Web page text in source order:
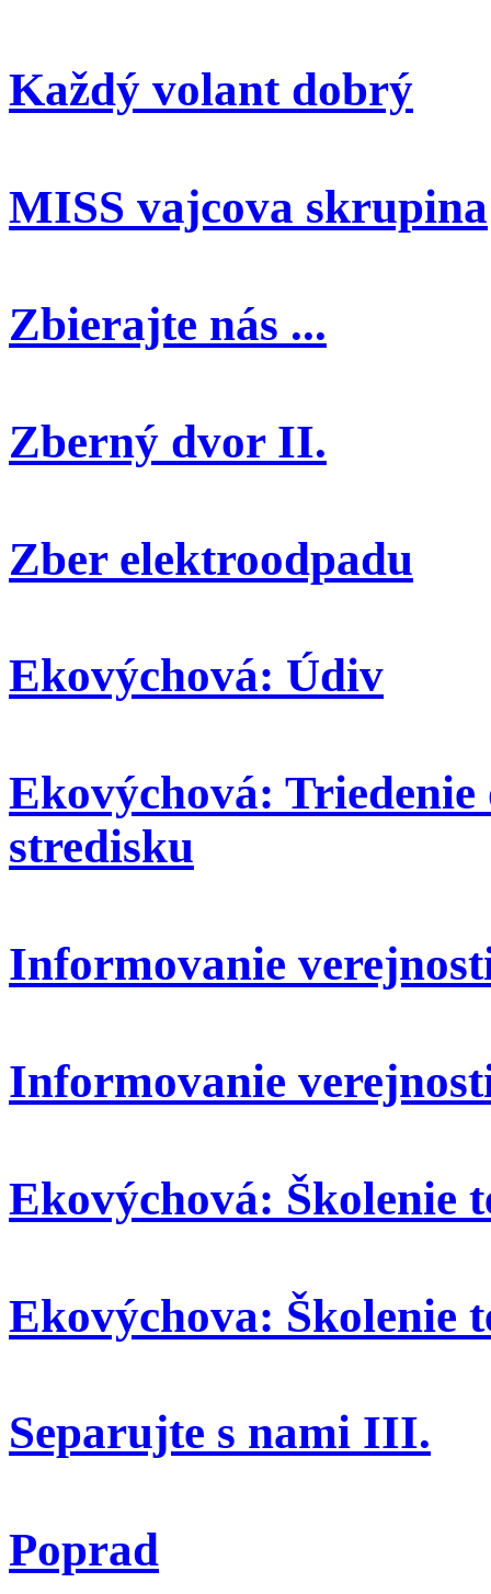
Každý volant dobrý
MISS vajcova skrupina
Zbierajte nás ...
Zberný dvor II.
Zber elektroodpadu
Ekovýchová: Údiv
Ekovýchová:
stredisku
Informovanie
Informovanie
Ekovýchová: Školenie
Ekovýchova: Školenie
Separujte s nami III.
Poprad